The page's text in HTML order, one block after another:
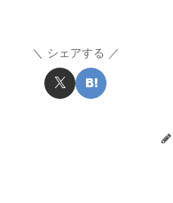
シェアする